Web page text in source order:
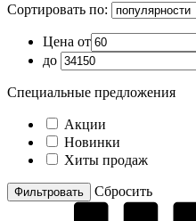
Сортировать по:
Цена от
до
Специальные предложения
Акции
Новинки
Хиты продаж
Cбросить